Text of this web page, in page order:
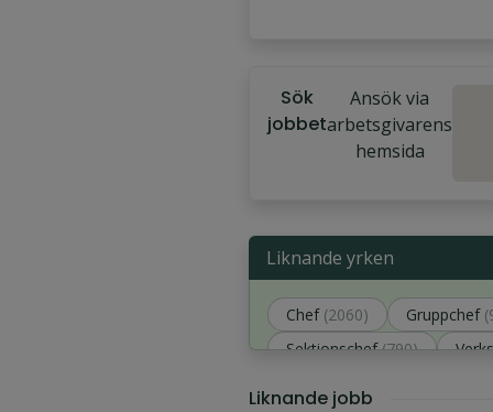
Sök
jobbet
Ansök via
arbetsgivarens
hemsida
Liknande yrken
Chef (2060) Gruppchef
Sektionschef (790)
Liknande jobb